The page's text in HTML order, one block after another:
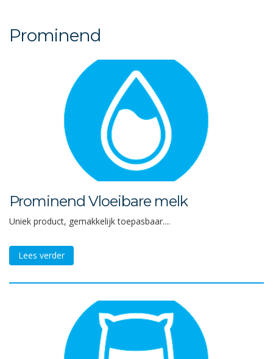
Prominend
Prominend Vloeibare melk
Uniek product, gemakkelijk toepasbaar....
Lees verder